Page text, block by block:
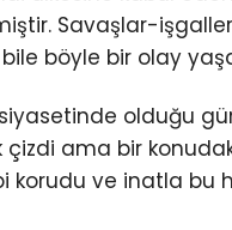
Savaşlar-
böyle bir olay
siyasetinde olduğu
çizdi ama bir
korudu ve inatla bu